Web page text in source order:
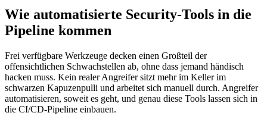
Wie automatisierte Security-Tools in die
Pipeline kommen
Frei verfügbare Werkzeuge decken einen Großteil der
offensichtlichen Schwachstellen ab, ohne dass jemand händisch
hacken muss. Kein realer Angreifer sitzt mehr im Keller im
schwarzen Kapuzenpulli und arbeitet sich manuell durch. Angreifer
automatisieren, soweit es geht, und genau diese Tools lassen sich in
die CI/CD-Pipeline einbauen.